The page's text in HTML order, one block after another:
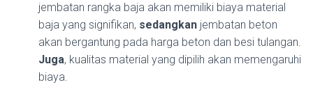
jembatan rangka baja akan memiliki biaya material
baja yang signifikan, sedangkan jembatan beton
akan bergantung pada harga beton dan besi tulangan.
Juga, kualitas material yang dipilih akan memengaruhi
biaya.